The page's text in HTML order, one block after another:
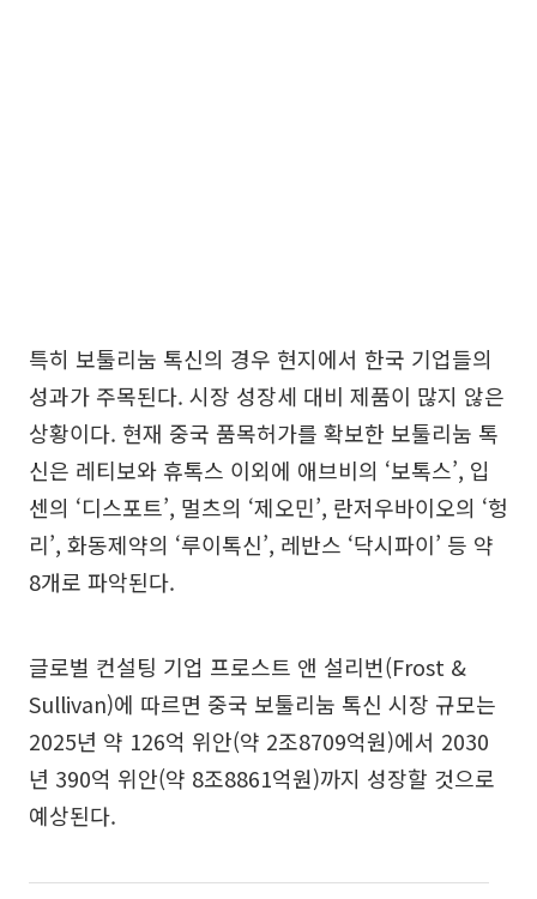
특히 보툴리눔 톡신의 경우 현지에서 한국 기업들의
성과가 주목된다. 시장 성장세 대비 제품이 많지 않은
상황이다. 현재 중국 품목허가를 확보한 보툴리눔 톡
신은 레티보와 휴톡스 이외에 애브비의 ‘보톡스’, 입
센의 ‘디스포트’, 멀츠의 ‘제오민’, 란저우바이오의 ‘헝
리’, 화동제약의 ‘루이톡신’, 레반스 ‘닥시파이’ 등 약
8개로 파악된다.
글로벌 컨설팅 기업 프로스트 앤 설리번(Frost &
Sullivan)에 따르면 중국 보툴리눔 톡신 시장 규모는
2025년 약 126억 위안(약 2조8709억원)에서 2030
년 390억 위안(약 8조8861억원)까지 성장할 것으로
예상된다.